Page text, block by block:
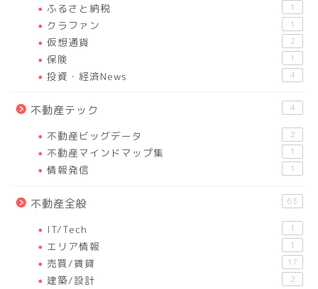
ふるさと納税 1
クラファン 1
仮想通貨 2
保険 1
投資・経済News 4
不動産テック 4
不動産ビッグデータ 2
不動産マインドマップ集 1
情報発信 1
不動産全般 63
IT/Tech 1
エリア情報 1
売買/賃貸 17
建築/設計 2